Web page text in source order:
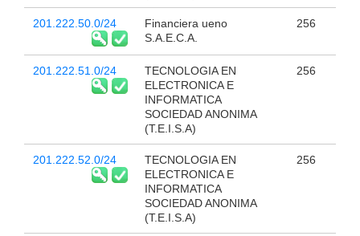
201.222.50.0/24
Financiera ueno
S.A.E.C.A.
256
201.222.51.0/24
TECNOLOGIA EN
ELECTRONICA E
INFORMATICA
SOCIEDAD ANONIMA
(T.E.I.S.A)
256
201.222.52.0/24
TECNOLOGIA EN
ELECTRONICA E
INFORMATICA
SOCIEDAD ANONIMA
(T.E.I.S.A)
256